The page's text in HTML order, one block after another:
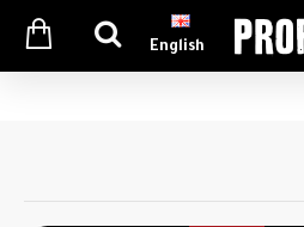
English